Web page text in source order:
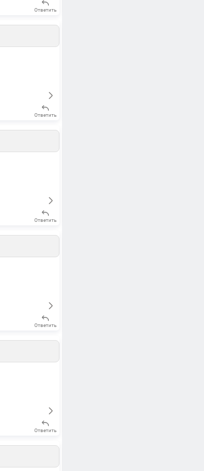
Ответить
Ответить
Ответить
Ответить
Ответить